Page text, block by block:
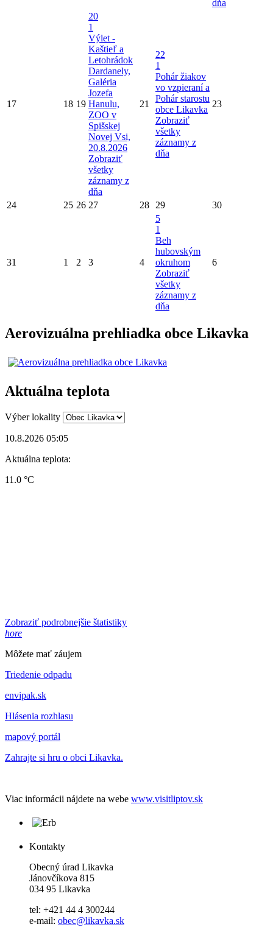
dňa
17 18 19
20
1
Výlet -
Kaštieľ a
Letohrádok
Dardanely,
Galéria
Jozefa
Hanulu,
ZOO v
Spišskej
Novej Vsi,
20.8.2026
Zobraziť
všetky
záznamy z
dňa
21
22
1
Pohár žiakov
vo vzpieraní a
Pohár starostu
obce Likavka
Zobraziť
všetky
záznamy z
dňa
23
24 25 26 27 28 29 30
31 1 2 3 4
5
1
Beh
hubovským
okruhom
Zobraziť
všetky
záznamy z
dňa
6
Aerovizuálna prehliadka obce Likavka
Aktuálna teplota
Výber lokality
10.8.2026 05:05
Aktuálna teplota:
11.0 °C
Zobraziť podrobnejšie štatistiky
hore
Môžete mať záujem
Triedenie odpadu
envipak.sk
Hlásenia rozhlasu
mapový portál
Zahrajte si hru o obci Likavka.
Viac informácii nájdete na webe www.visitliptov.sk
Kontakty
Obecný úrad Likavka
Jánovčíkova 815
034 95 Likavka
tel: +421 44 4 300244
e-mail: obec@likavka.sk